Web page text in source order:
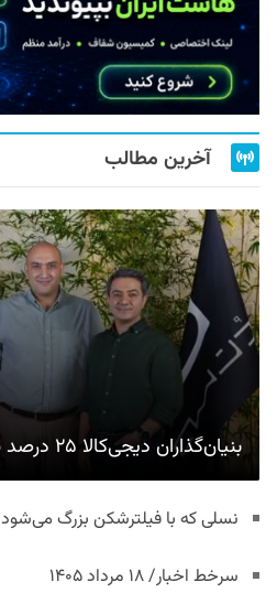
آخرین مطالب
بنیان‌گذاران دیجی‌کالا ۲۵ درصد سهام دنسه را خریدند
نسلی که با فیلترشکن بزرگ می‌شود
سرخط اخبار/ ۱۸ مرداد ۱۴۰۵